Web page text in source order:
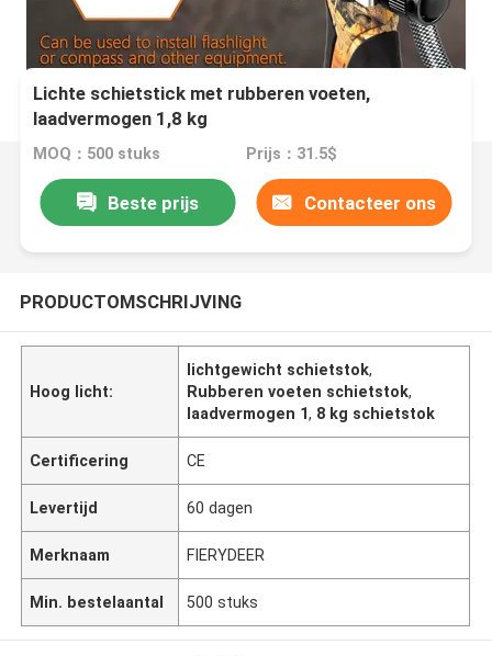
Lichte schietstick met rubberen voeten,
laadvermogen 1,8 kg
MOQ：500 stuks Prijs：31.5$
Beste prijs Contacteer ons
PRODUCTOMSCHRIJVING
Hoog licht:
lichtgewicht schietstok,
Rubberen voeten schietstok,
laadvermogen 1, 8 kg schietstok
Certificering CE
Levertijd 60 dagen
Merknaam FIERYDEER
Min. bestelaantal 500 stuks